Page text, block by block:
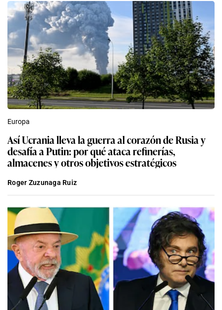
Europa
Así Ucrania lleva la guerra al corazón de Rusia y
desafía a Putin: por qué ataca refinerías,
almacenes y otros objetivos estratégicos
Roger Zuzunaga Ruiz